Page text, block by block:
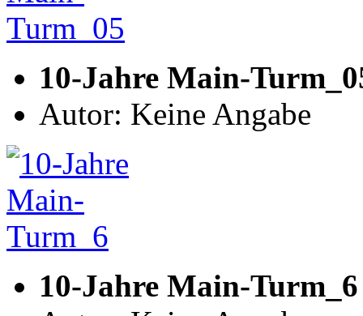
10-Jahre Main-
Autor: Keine Angabe
10-Jahre Main-Turm_6